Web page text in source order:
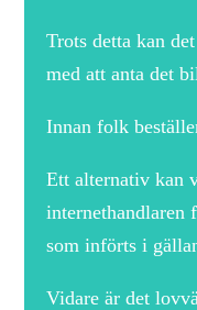
Trots detta kan
med att anta det
Innan folk
Ett alternativ kan
internethandlaren
som införts i
Vidare är det